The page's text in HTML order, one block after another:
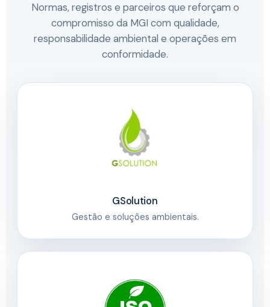
Normas, registros e parceiros que reforçam o
compromisso da MGI com qualidade,
responsabilidade ambiental e operações em
conformidade.
GSolution
Gestão e soluções ambientais.